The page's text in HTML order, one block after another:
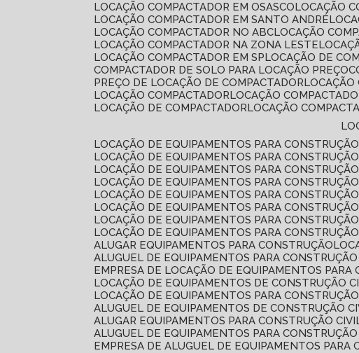
LOCAÇÃO COMPACTADOR EM OSASCO LOCAÇÃO
LOCAÇÃO COMPACTADOR EM SANTO ANDRÉ
LOCAÇÃO COMPACTADOR NO ABC LOCAÇÃO
LOCAÇÃO COMPACTADOR NA ZONA LESTE
LOCAÇÃO COMPACTADOR EM SP LOCAÇÃO DE
COMPACTADOR DE SOLO PARA LOCAÇÃO PREÇO
PREÇO DE LOCAÇÃO DE COMPACTADOR
LOCAÇÃO COMPACTADOR LOCAÇÃO
LOCAÇÃO DE COMPACTADOR LOCAÇÃO
LOCAÇÃO DE EQUIPAMENTOS PARA
LOCAÇÃO DE EQUIPAMENTOS PARA
LOCAÇÃO DE EQUIPAMENTOS PARA
LOCAÇÃO DE EQUIPAMENTOS PARA
LOCAÇÃO DE EQUIPAMENTOS PARA
LOCAÇÃO DE EQUIPAMENTOS PARA
LOCAÇÃO DE EQUIPAMENTOS PARA
LOCAÇÃO DE EQUIPAMENTOS PARA
ALUGAR EQUIPAMENTOS PARA CONSTRUÇÃO
ALUGUEL DE EQUIPAMENTOS PARA
EMPRESA DE LOCAÇÃO DE EQUIPAMENTOS
LOCAÇÃO DE EQUIPAMENTOS DE CONSTRUÇÃO
LOCAÇÃO DE EQUIPAMENTOS PARA
ALUGUEL DE EQUIPAMENTOS DE CONSTRUÇÃO
ALUGAR EQUIPAMENTOS PARA CONSTRUÇÃO
ALUGUEL DE EQUIPAMENTOS PARA
EMPRESA DE ALUGUEL DE EQUIPAMENTOS PARA